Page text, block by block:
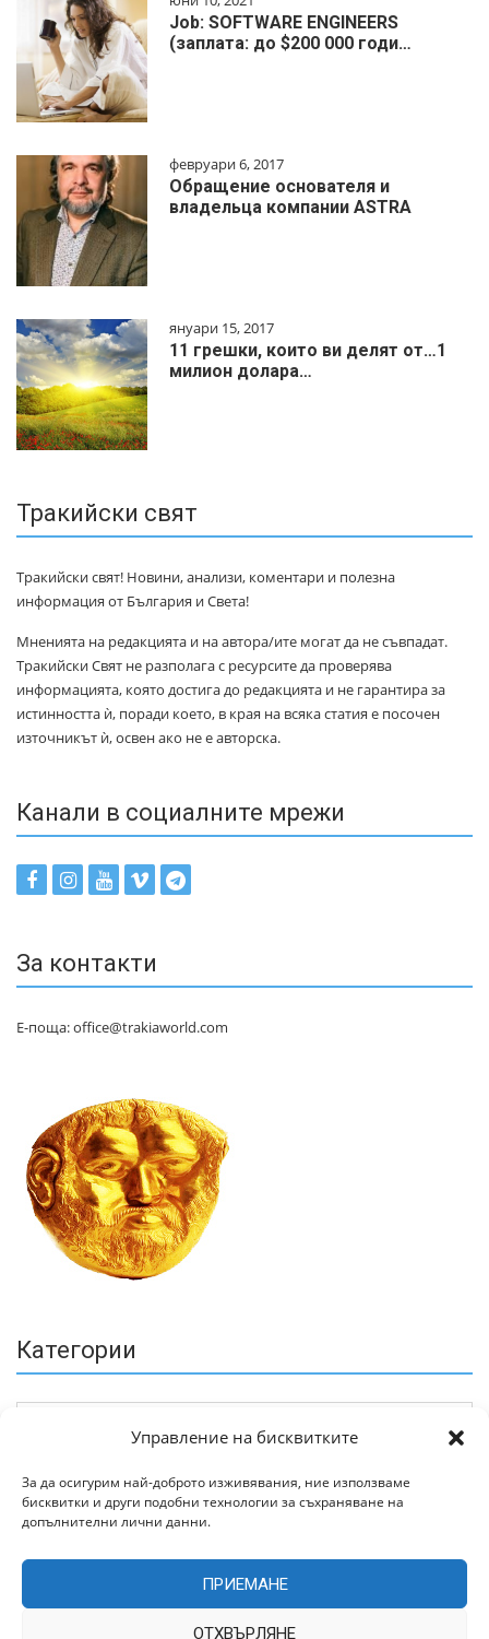
Управление на бисквитките
За да осигурим най-доброто изживявания, ние използваме
бисквитки и други подобни технологии за съхраняване на
допълнителни лични данни.
ПРИЕМАНЕ
ОТХВЪРЛЯНЕ
Job: SOFTWARE ENGINEERS
(заплата: до $200 000 годи…
февруари 6, 2017
Обращение основателя и
владельца компании ASTRA
януари 15, 2017
11 грешки, които ви делят от…1
милиoн дoлapa…
Тракийски свят
Тракийски свят! Новини, анализи, коментари и полезна
информация от България и Света!
Мненията на редакцията и на автора/ите могат да не съвпадат.
Тракийски Свят не разполага с ресурсите да проверява
информацията, която достига до редакцията и не гарантира за
истинността ѝ, поради което, в края на всяка статия е посочен
източникът ѝ, освен ако не е авторска.
Канали в социалните мрежи
За контакти
Е-поща: office@trakiaworld.com
Категории
Архив